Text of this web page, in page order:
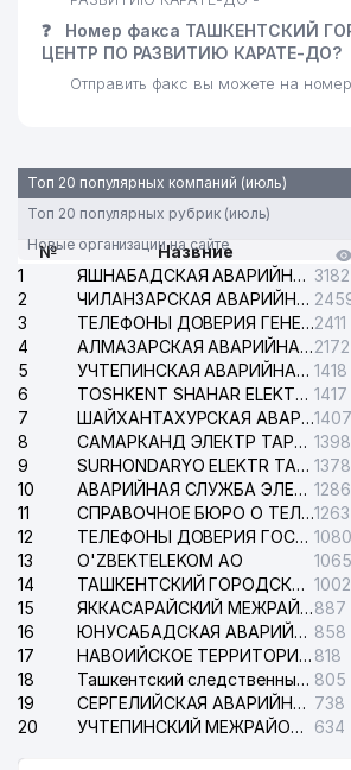
❓
Номер факса ТАШКЕНТСКИЙ
ЦЕНТР ПО РАЗВИТИЮ КАРАТЕ-ДО?
Отправить факс вы можете на
Топ 20 популярных компаний (июль)
Топ 20 популярных рубрик (июль)
Новые организации на сайте
№
Назвние
1
ЯШНАБАДСКАЯ АВАРИЙНАЯ СЛУЖБА ЭЛЕКТРОСЕТИ 3182
2
ЧИЛАНЗАРСКАЯ АВАРИЙНАЯ СЛУЖБА ЭЛЕКТРОСЕТИ
3
ТЕЛЕФОНЫ ДОВЕРИЯ ГЕНЕРАЛЬНОЙ ПРОКУРАТУРЫ РЕСПУБЛИКИ УЗБЕКИСТАН2411
4
АЛМАЗАРСКАЯ АВАРИЙНАЯ СЛУЖБА ЭЛЕКТРОСЕТИ2172
5
УЧТЕПИНСКАЯ АВАРИЙНАЯ СЛУЖБА ЭЛЕКТРОСЕТИ 1418
6
TOSHKENT SHAHAR ELEKTR TARMOQLARI KORXONASI АО 1417
7
ШАЙХАНТАХУРСКАЯ АВАРИЙНАЯ СЛУЖБА ЭЛЕКТРОСЕТИ1407
8
САМАРКАНД ЭЛЕКТР ТАРМОКЛАРИ АО 1398
9
SURHONDARYO ELEKTR TARMOKLARI АО 1378
10
АВАРИЙНАЯ СЛУЖБА ЭЛЕКТРОСЕТИ ТАШКЕНТСКОГО РАЙОНА 1286
11
СПРАВОЧНОЕ БЮРО О ТЕЛЕФОНАХ ОРГАНИЗАЦИЙ г. ТАШКЕНТА1263
12
ТЕЛЕФОНЫ ДОВЕРИЯ ГОСУДАРСТВЕННОГО ЦЕНТРА ТЕСТИРОВАНИЯ 1080
13
O'ZBEKTELEKOM АО
1065
14
ТАШКЕНТСКИЙ ГОРОДСКОЙ СУД ПО ГРАЖДАНСКИМ ДЕЛАМ 1002
15
ЯККАСАРАЙСКИЙ МЕЖРАЙОННЫЙ СУД ПО ГРАЖДАНСКИМ ДЕЛАМ887
16
ЮНУСАБАДСКАЯ АВАРИЙНАЯ СЛУЖБА ЭЛЕКТРОСЕТИ 858
17
НАВОИЙСКОЕ ТЕРРИТОРИАЛЬНОЕ ПРЕДПРИЯТИЕ ЭЛЕКТРОСЕТИ АО 818
18
Ташкентский следственный изолятор 805
19
СЕРГЕЛИЙСКАЯ АВАРИЙНАЯ СЛУЖБА ЭЛЕКТРОСЕТИ 738
20
УЧТЕПИНСКИЙ МЕЖРАЙОННЫЙ СУД ПО ГРАЖДАНСКИМ ДЕЛАМ 634